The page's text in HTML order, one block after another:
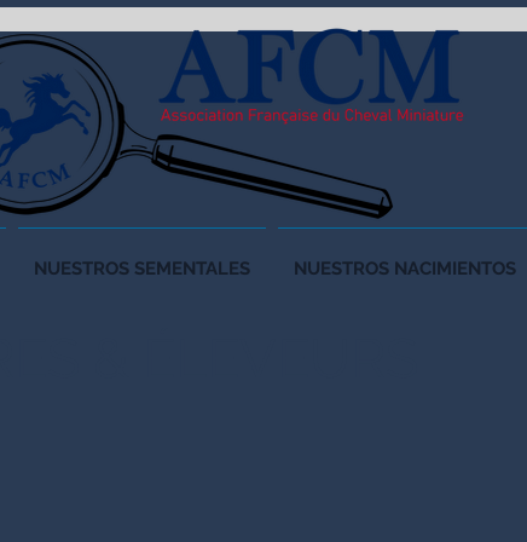
NUESTROS SEMENTALES NUESTROS NACIMIENTOS